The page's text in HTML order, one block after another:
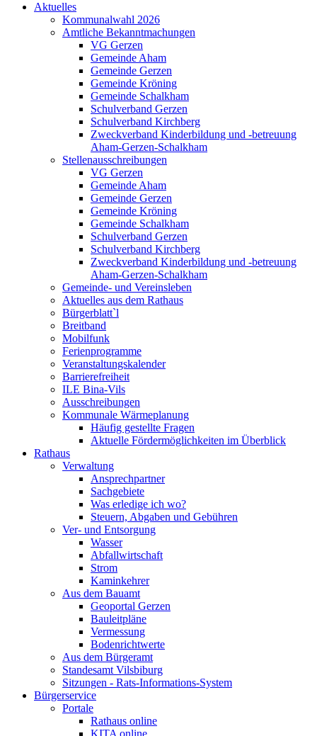
Aktuelles
Kommunalwahl 2026
Amtliche Bekanntmachungen
VG Gerzen
Gemeinde Aham
Gemeinde Gerzen
Gemeinde Kröning
Gemeinde Schalkham
Schulverband Gerzen
Schulverband Kirchberg
Zweckverband Kinderbildung und -betreuung
Aham-Gerzen-Schalkham
Stellenausschreibungen
VG Gerzen
Gemeinde Aham
Gemeinde Gerzen
Gemeinde Kröning
Gemeinde Schalkham
Schulverband Gerzen
Schulverband Kirchberg
Zweckverband Kinderbildung und -betreuung
Aham-Gerzen-Schalkham
Gemeinde- und Vereinsleben
Aktuelles aus dem Rathaus
Bürgerblatt`l
Breitband
Mobilfunk
Ferienprogramme
Veranstaltungskalender
Barrierefreiheit
ILE Bina-Vils
Ausschreibungen
Kommunale Wärmeplanung
Häufig gestellte Fragen
Aktuelle Fördermöglichkeiten im Überblick
Rathaus
Verwaltung
Ansprechpartner
Sachgebiete
Was erledige ich wo?
Steuern, Abgaben und Gebühren
Ver- und Entsorgung
Wasser
Abfallwirtschaft
Strom
Kaminkehrer
Aus dem Bauamt
Geoportal Gerzen
Bauleitpläne
Vermessung
Bodenrichtwerte
Aus dem Bürgeramt
Standesamt Vilsbiburg
Sitzungen - Rats-Informations-System
Bürgerservice
Portale
Rathaus online
KITA online